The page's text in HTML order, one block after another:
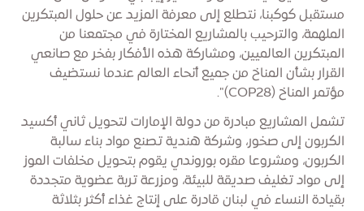
مستقبل كوكبنا، نتطلع إلى معرفة المزيد عن حلول المبتكرين
الملهمة، والترحيب بالمشاريع المختارة في مجتمعنا من
المبتكرين العالميين، ومشاركة هذه الأفكار بفخر مع صانعي
القرار بشأن المناخ من جميع أنحاء العالم عندما نستضيف
مؤتمر المناخ (COP28)".
تشمل المشاريع مبادرة من دولة الإمارات لتحويل ثاني أكسيد
الكربون إلى صخور، وشركة هندية تصنع مواد بناء سالبة
الكربون، ومشروعا مقره بوروندي يقوم بتحويل مخلفات الموز
إلى مواد تغليف صديقة للبيئة، ومزرعة تربة عضوية متجددة
بقيادة النساء في لبنان قادرة على إنتاج غذاء أكثر بثلاثة